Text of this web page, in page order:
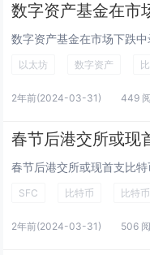
以太坊 数字资产
2年前(2024-03-31) 449
春节后港交所或现首支比
SFC 比特币 比特
2年前(2024-03-31) 506